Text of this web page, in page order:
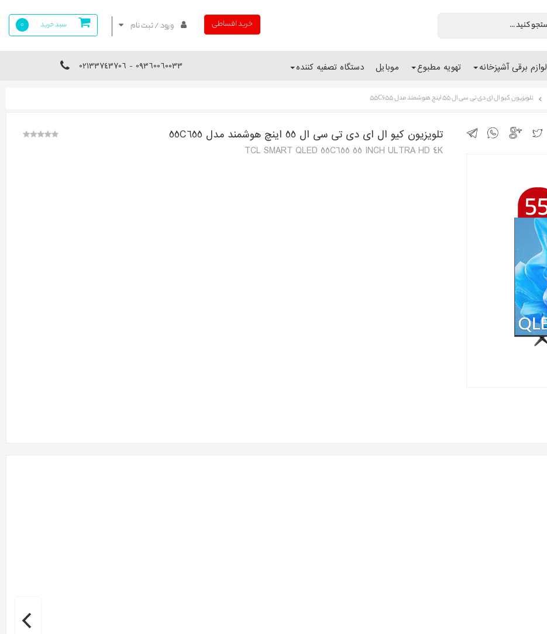
سبد خرید 0 ورود / ثبت نام خرید اقساطی
لوازم برقی آشپزخانه تهویه مطبوع موبایل دستگاه تصفیه کننده 09360060033 - 02133743706
تلویزیون کیو ال ای دی تی سی ال 55 اینچ هوشمند مدل 55C655
تلویزیون کیو ال ای دی تی سی ال 55 اینچ هوشمند مدل 55C655
TCL SMART QLED 55C655 55 INCH ULTRA HD 4K